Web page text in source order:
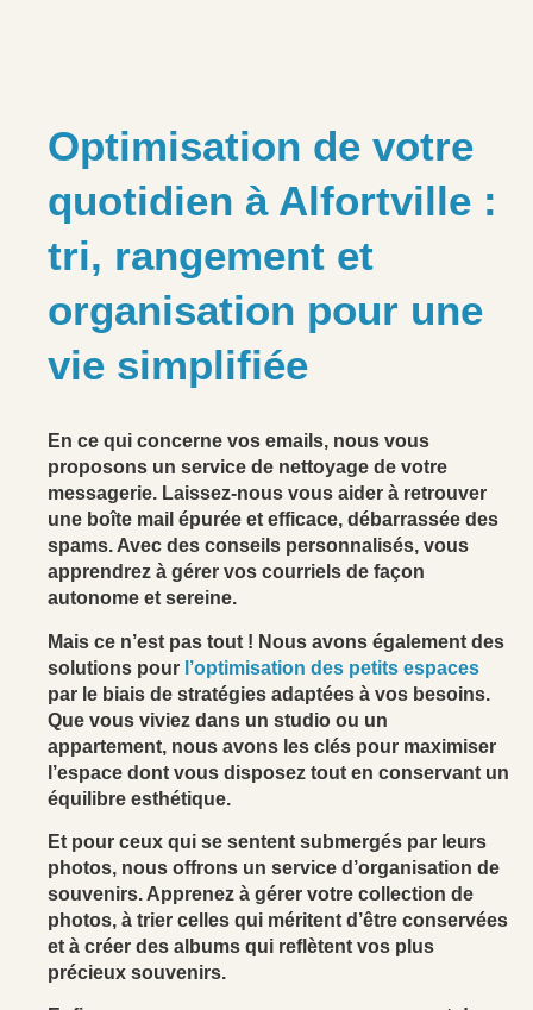
Optimisation de votre
quotidien à Alfortville :
tri, rangement et
organisation pour une
vie simplifiée
En ce qui concerne vos emails, nous vous
proposons un service de nettoyage de votre
messagerie. Laissez-nous vous aider à retrouver
une boîte mail épurée et efficace, débarrassée des
spams. Avec des conseils personnalisés, vous
apprendrez à gérer vos courriels de façon
autonome et sereine.
Mais ce n’est pas tout ! Nous avons également des
solutions pour l’optimisation des petits espaces
par le biais de stratégies adaptées à vos besoins.
Que vous viviez dans un studio ou un
appartement, nous avons les clés pour maximiser
l’espace dont vous disposez tout en conservant un
équilibre esthétique.
Et pour ceux qui se sentent submergés par leurs
photos, nous offrons un service d’organisation de
souvenirs. Apprenez à gérer votre collection de
photos, à trier celles qui méritent d’être conservées
et à créer des albums qui reflètent vos plus
précieux souvenirs.